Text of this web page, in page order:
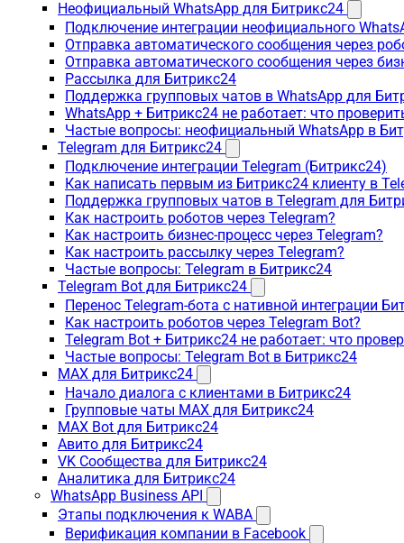
Неофициальный WhatsApp для Битрикс24
Подключение интеграции неофициального
Отправка автоматического сообщения через
Отправка автоматического сообщения через
Рассылка для Битрикс24
Поддержка групповых чатов в WhatsApp для
WhatsApp + Битрикс24 не работает: что
Частые вопросы: неофициальный WhatsApp в
Telegram для Битрикс24
Подключение интеграции Telegram (Битрикс24)
Как написать первым из Битрикс24 клиенту в
Поддержка групповых чатов в Telegram для
Как настроить роботов через Telegram?
Как настроить бизнес-процесс через Telegram?
Как настроить рассылку через Telegram?
Частые вопросы: Telegram в Битрикс24
Telegram Bot для Битрикс24
Перенос Telegram-бота с нативной интеграции
Как настроить роботов через Telegram Bot?
Telegram Bot + Битрикс24 не работает: что
Частые вопросы: Telegram Bot в Битрикс24
MAX для Битрикс24
Начало диалога с клиентами в Битрикс24
Групповые чаты MAX для Битрикс24
MAX Bot для Битрикс24
Авито для Битрикс24
VK Сообщества для Битрикс24
Аналитика для Битрикс24
WhatsApp Business API
Этапы подключения к WABA
Верификация компании в Facebook